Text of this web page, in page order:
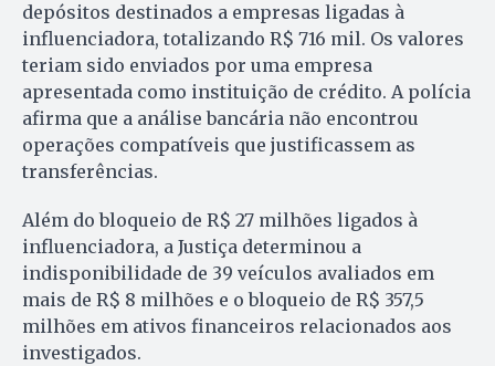
depósitos destinados a empresas ligadas à
influenciadora, totalizando R$ 716 mil. Os valores
teriam sido enviados por uma empresa
apresentada como instituição de crédito. A polícia
afirma que a análise bancária não encontrou
operações compatíveis que justificassem as
transferências.
Além do bloqueio de R$ 27 milhões ligados à
influenciadora, a Justiça determinou a
indisponibilidade de 39 veículos avaliados em
mais de R$ 8 milhões e o bloqueio de R$ 357,5
milhões em ativos financeiros relacionados aos
investigados.